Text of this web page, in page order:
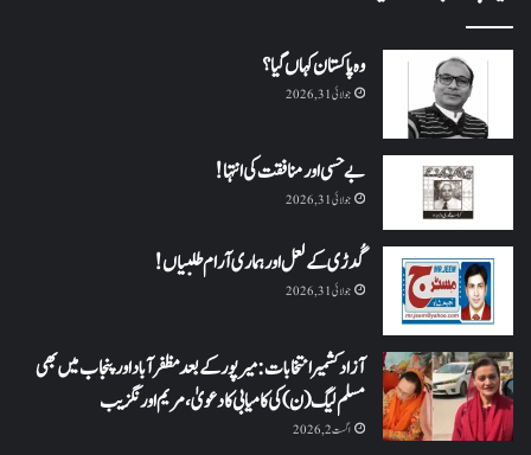
وہ پاکستان کہاں گیا؟
جولائی 31, 2026
بے حسی اور منافقت کی انتہا !
جولائی 31, 2026
گُدڑی کے لعل اور ہماری آرام طلبیاں!
جولائی 31, 2026
آزاد کشمیر انتخابات: میرپور کے بعد مظفرآباد اور پنجاب میں بھی
مسلم لیگ (ن) کی کامیابی کا دعویٰ، مریم اورنگزیب
اگست 2, 2026